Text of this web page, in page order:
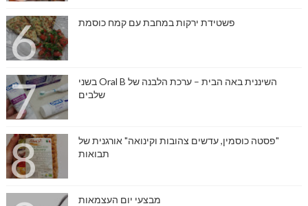
פשטידת ירקות במחבת עם קמח כוסמת
השיננית באה הבית – ערכת הלבנה של Oral B בשני
שלבים
"פסטה כוסמין, עדשים צהובות וקינואה" אורגנית של
תבואות
מבצעי יום העצמאות